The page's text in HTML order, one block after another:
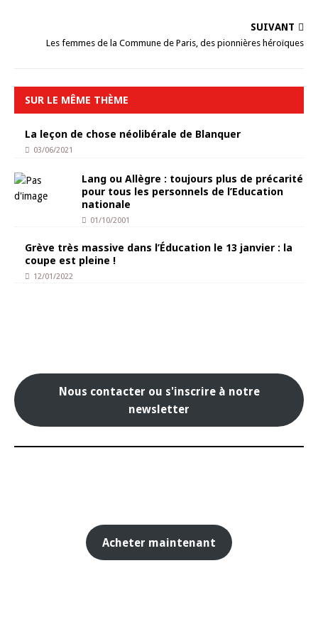
SUIVANT
Les femmes de la Commune de Paris, des pionnières héroïques
SUR LE MÊME THÈME
La leçon de chose néolibérale de Blanquer
03/06/2021
Lang ou Allègre : toujours plus de précarité
pour tous les personnels de l’Education
nationale
01/10/2001
Grève très massive dans l’Éducation le 13 janvier : la
coupe est pleine !
12/01/2022
Nous contacter ou s'inscrire à notre
newsletter
Acheter maintenant